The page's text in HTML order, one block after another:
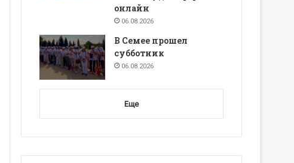
онлайн
06.08.2026
В Семее прошел
субботник
06.08.2026
Еще